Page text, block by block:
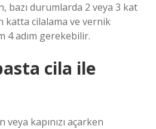
bazı durumlarda 2 veya 3 kat
katta cilalama ve vernik
4 adım gerekebilir.
cila ile
veya kapınızı açarken